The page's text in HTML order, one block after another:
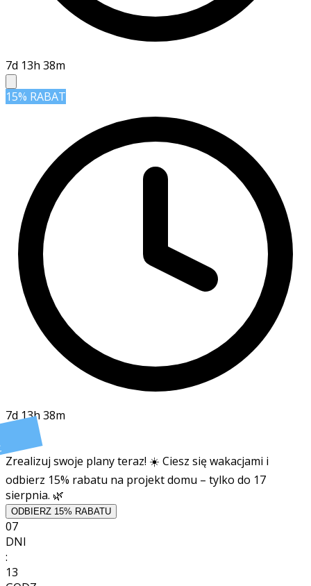
7d 13h 38m
15% RABAT
7d 13h 38m
Zrealizuj swoje plany teraz! ☀️ Ciesz się wakacjami i
odbierz 15% rabatu na projekt domu – tylko do 17
sierpnia. 🌿
ODBIERZ 15% RABATU
07
DNI
:
13